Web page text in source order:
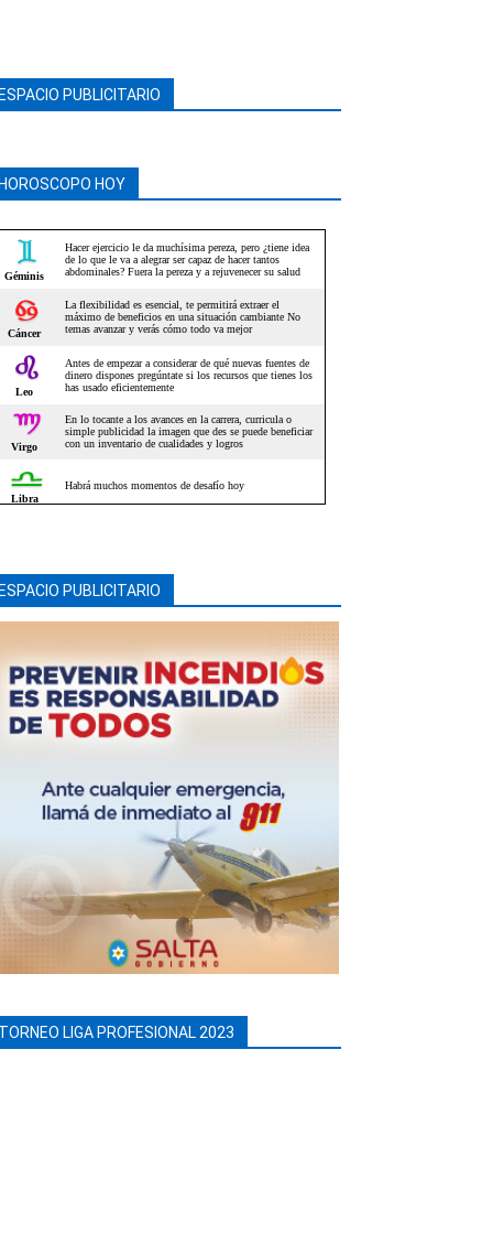
ESPACIO PUBLICITARIO
HOROSCOPO HOY
ESPACIO PUBLICITARIO
TORNEO LIGA PROFESIONAL 2023